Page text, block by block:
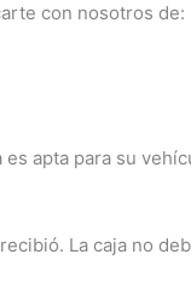
con nosotros de:
apta para su
La caja no